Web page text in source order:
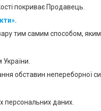
покриває Продавець.
.
тим самим способом, яким
обставин
персональних даних.